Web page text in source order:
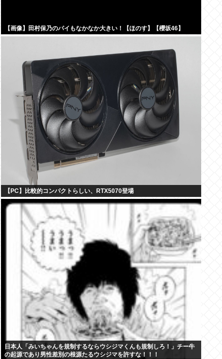
【画像】田村保乃のパイもなかなか大きい！【ほのす】【櫻坂46】
【PC】比較的コンパクトらしい、RTX5070登場
日本人「みいちゃんを規制するならウシジマくんも規制しろ！」チー牛
の起源であり男性差別の根源たるウシジマを許すな！！！